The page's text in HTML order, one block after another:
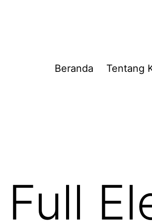
Beranda Tentang